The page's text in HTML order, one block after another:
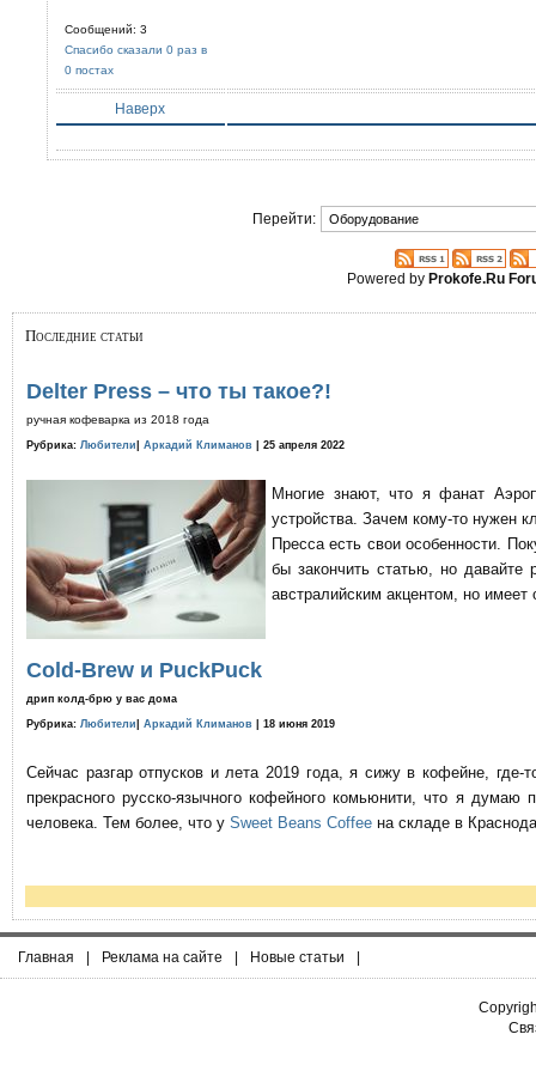
Сообщений: 3
Спасибо сказали 0 раз в
0 постах
Наверх
Перейти:
Powered byProkofe.Ru
Последние статьи
Delter Press – что ты такое?!
ручная кофеварка из 2018 года
Рубрика: Любители Аркадий Климанов | 25 апреля 2022
Многие знают, что я фанат
устройства. Зачем кому-то нужен
Пресса есть свои особенности.
бы закончить статью, но давайте
австралийским акцентом, но имеет
Cold-Brew и PuckPuck
дрип колд-брю у вас дома
Рубрика: Любители Аркадий Климанов | 18 июня 2019
Сейчас разгар отпусков и лета 2019 года, я сижу в кофейне,
прекрасного русско-язычного кофейного комьюнити, что я
человека. Тем более, что у Sweet Beans Coffee на складе в
Главная | Реклама на сайте | Новые статьи |